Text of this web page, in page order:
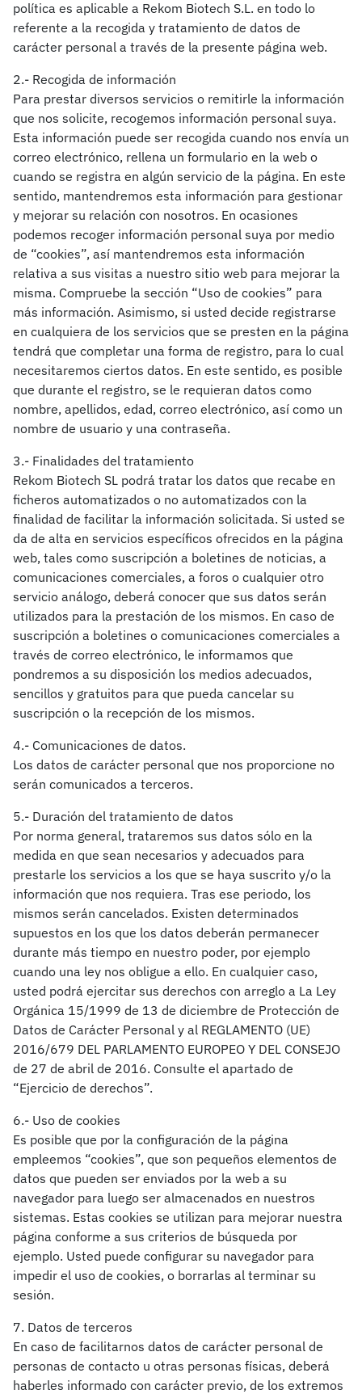
política es aplicable a Rekom Biotech S.L. en todo lo
referente a la recogida y tratamiento de datos de
carácter personal a través de la presente página web.
2.- Recogida de información
Para prestar diversos servicios o remitirle la información
que nos solicite, recogemos información personal suya.
Esta información puede ser recogida cuando nos envía un
correo electrónico, rellena un formulario en la web o
cuando se registra en algún servicio de la página. En este
sentido, mantendremos esta información para gestionar
y mejorar su relación con nosotros. En ocasiones
podemos recoger información personal suya por medio
de “cookies”, así mantendremos esta información
relativa a sus visitas a nuestro sitio web para mejorar la
misma. Compruebe la sección “Uso de cookies” para
más información. Asimismo, si usted decide registrarse
en cualquiera de los servicios que se presten en la página
tendrá que completar una forma de registro, para lo cual
necesitaremos ciertos datos. En este sentido, es posible
que durante el registro, se le requieran datos como
nombre, apellidos, edad, correo electrónico, así como un
nombre de usuario y una contraseña.
3.- Finalidades del tratamiento
Rekom Biotech SL podrá tratar los datos que recabe en
ficheros automatizados o no automatizados con la
finalidad de facilitar la información solicitada. Si usted se
da de alta en servicios específicos ofrecidos en la página
web, tales como suscripción a boletines de noticias, a
comunicaciones comerciales, a foros o cualquier otro
servicio análogo, deberá conocer que sus datos serán
utilizados para la prestación de los mismos. En caso de
suscripción a boletines o comunicaciones comerciales a
través de correo electrónico, le informamos que
pondremos a su disposición los medios adecuados,
sencillos y gratuitos para que pueda cancelar su
suscripción o la recepción de los mismos.
4.- Comunicaciones de datos.
Los datos de carácter personal que nos proporcione no
serán comunicados a terceros.
5.- Duración del tratamiento de datos
Por norma general, trataremos sus datos sólo en la
medida en que sean necesarios y adecuados para
prestarle los servicios a los que se haya suscrito y/o la
información que nos requiera. Tras ese periodo, los
mismos serán cancelados. Existen determinados
supuestos en los que los datos deberán permanecer
durante más tiempo en nuestro poder, por ejemplo
cuando una ley nos obligue a ello. En cualquier caso,
usted podrá ejercitar sus derechos con arreglo a La Ley
Orgánica 15/1999 de 13 de diciembre de Protección de
Datos de Carácter Personal y al REGLAMENTO (UE)
2016/679 DEL PARLAMENTO EUROPEO Y DEL CONSEJO
de 27 de abril de 2016. Consulte el apartado de
“Ejercicio de derechos”.
6.- Uso de cookies
Es posible que por la configuración de la página
empleemos “cookies”, que son pequeños elementos de
datos que pueden ser enviados por la web a su
navegador para luego ser almacenados en nuestros
sistemas. Estas cookies se utilizan para mejorar nuestra
página conforme a sus criterios de búsqueda por
ejemplo. Usted puede configurar su navegador para
impedir el uso de cookies, o borrarlas al terminar su
sesión.
7. Datos de terceros
En caso de facilitarnos datos de carácter personal de
personas de contacto u otras personas físicas, deberá
haberles informado con carácter previo, de los extremos